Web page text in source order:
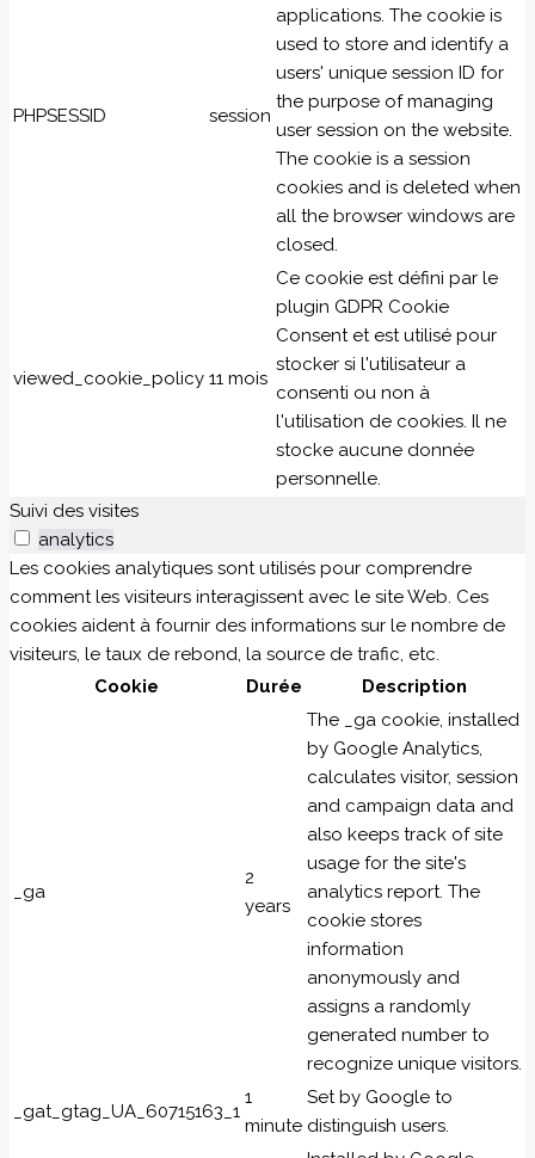
PHPSESSID session
applications. The cookie is
used to store and identify a
users' unique session ID for
the purpose of managing
user session on the website.
The cookie is a session
cookies and is deleted when
all the browser windows are
closed.
viewed_cookie_policy 11 mois
Ce cookie est défini par le
plugin GDPR Cookie
Consent et est utilisé pour
stocker si l'utilisateur a
consenti ou non à
l'utilisation de cookies. Il ne
stocke aucune donnée
personnelle.
Suivi des visites
analytics
Les cookies analytiques sont utilisés pour comprendre
comment les visiteurs interagissent avec le site Web. Ces
cookies aident à fournir des informations sur le nombre de
visiteurs, le taux de rebond, la source de trafic, etc.
Cookie
Durée Description
_ga
2
years
The _ga cookie, installed
by Google Analytics,
calculates visitor, session
and campaign data and
also keeps track of site
usage for the site's
analytics report. The
cookie stores
information
anonymously and
assigns a randomly
generated number to
recognize unique visitors.
_gat_gtag_UA_60715163_1
1
minute
Set by Google to
distinguish users.